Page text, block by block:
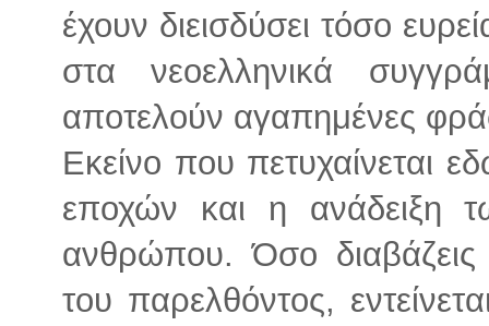
έχουν διεισδύσει τόσο
στα νεοελληνικά
αποτελούν αγαπημένες
Εκείνο που πετυχαίνεται
εποχών και η ανάδειξη
ανθρώπου. Όσο
του παρελθόντος,